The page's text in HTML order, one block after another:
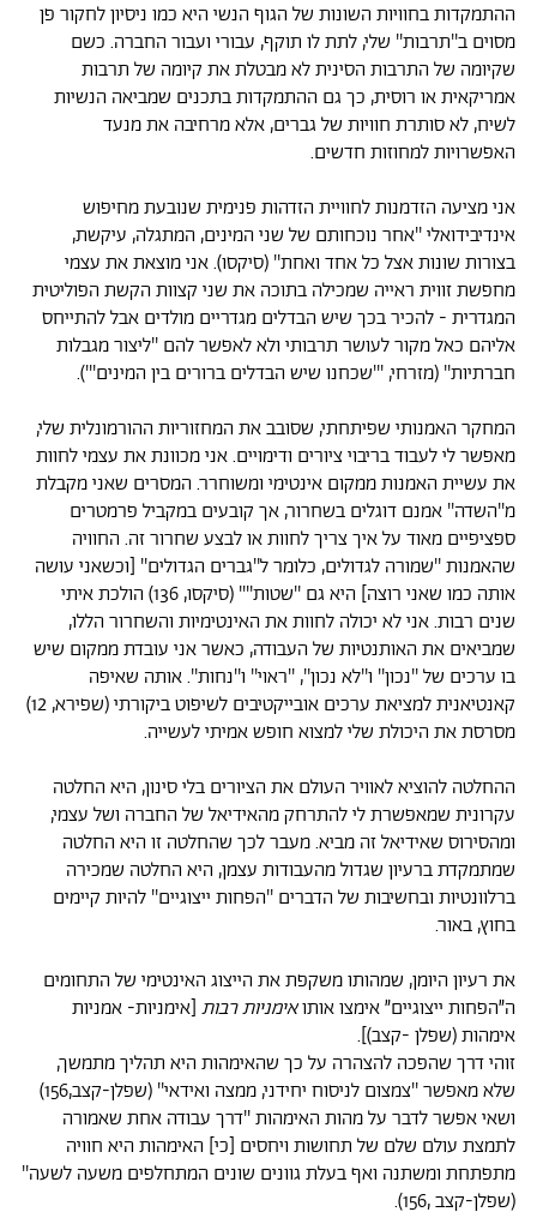
ההתמקדות בחוויות השונות של הגוף הנשי היא כמו ניסיון לחקור פן
מסוים ב''תרבות'' שלי, לתת לו תוקף, עבורי ועבור החברה. כשם
שקיומה של התרבות הסינית לא מבטלת את קיומה של תרבות
אמריקאית או רוסית, כך גם ההתמקדות בתכנים שמביאה הנשיות
לשיח, לא סותרת חוויות של גברים, אלא מרחיבה את מנעד
האפשרויות למחוזות חדשים.
אני מציעה הזדמנות לחוויית הזדהות פנימית שנובעת מחיפוש
אינדיבידואלי ''אחר נוכחותם של שני המינים, המתגלה, עיקשת,
בצורות שונות אצל כל אחד ואחת'' (סיקסו). אני מוצאת את עצמי
מחפשת זווית ראייה שמכילה בתוכה את שני קצוות הקשת הפוליטית
המגדרית - להכיר בכך שיש הבדלים מגדריים מולדים אבל להתייחס
אליהם כאל מקור לעושר תרבותי ולא לאפשר להם ''ליצור מגבלות
חברתיות'' (מזרחי, '''שכחנו שיש הבדלים ברורים בין המינים''').
המחקר האמנותי שפיתחתי, שסובב את המחזוריות ההורמונלית שלי,
מאפשר לי לעבוד בריבוי ציורים ודימויים. אני מכוונת את עצמי לחוות
את עשיית האמנות ממקום אינטימי ומשוחרר. המסרים שאני מקבלת
מ''השדה'' אמנם דוגלים בשחרור, אך קובעים במקביל פרמטרים
ספציפיים מאוד על איך צריך לחוות או לבצע שחרור זה. החוויה
שהאמנות ''שמורה לגדולים, כלומר ל''גברים הגדולים'' [וכשאני עושה
אותה כמו שאני רוצה] היא גם ''שטות'''' (סיקסו, 136) הולכת איתי
שנים רבות. אני לא יכולה לחוות את האינטימיות והשחרור הללו,
שמביאים את האותנטיות של העבודה, כאשר אני עובדת ממקום שיש
בו ערכים של ''נכון'' ו''לא נכון'', ''ראוי'' ו''נחות''. אותה שאיפה
קאנטיאנית למציאת ערכים אובייקטיבים לשיפוט ביקורתי (שפירא, 12)
מסרסת את היכולת שלי למצוא חופש אמיתי לעשייה.
ההחלטה להוציא לאוויר העולם את הציורים בלי סינון, היא החלטה
עקרונית שמאפשרת לי להתרחק מהאידיאל של החברה ושל עצמי,
ומהסירוס שאידיאל זה מביא. מעבר לכך שהחלטה זו היא החלטה
שמתמקדת ברעיון שגדול מהעבודות עצמן, היא החלטה שמכירה
ברלוונטיות ובחשיבות של הדברים ''הפחות ייצוגיים'' להיות קיימים
בחוץ, באור.
את רעיון היומן, שמהותו משקפת את הייצוג האינטימי של התחומים
ה״הפחות ייצוגיים״ אימצו אותואימניות רבות[אימניות- אמניות
אימהות (שפלן -קצב)].
זוהי דרך שהפכה להצהרה על כך שהאימהות היא תהליך מתמשך,
שלא מאפשר ''צמצום לניסוח יחידני, ממצה ואידאי'' (שפלן-קצב,156)
ושאי אפשר לדבר על מהות האימהות ''דרך עבודה אחת שאמורה
לתמצת עולם שלם של תחושות ויחסים [כי] האימהות היא חוויה
מתפתחת ומשתנה ואף בעלת גוונים שונים המתחלפים משעה לשעה''
(שפלן-קצב ,156).